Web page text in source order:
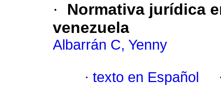
·
Normativa jurídica
venezuela
Albarrán C, Yenny
· texto en Español